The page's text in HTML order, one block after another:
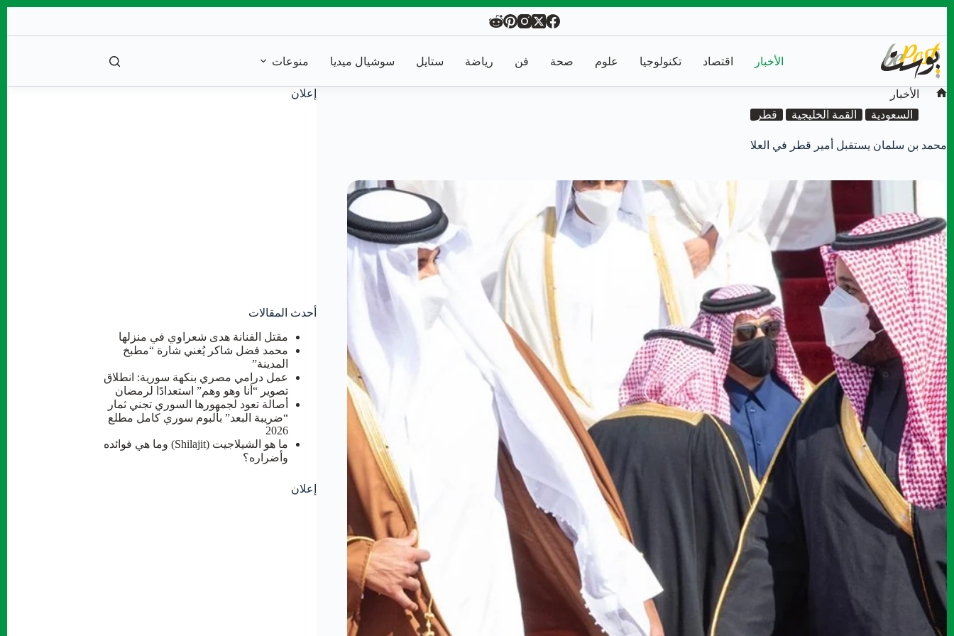
المحتوى
الأخبار
اقتصاد تكنولوجيا علوم صحة فن رياضة ستايل سوشيال ميديا منوعات
الأخبار
السعودية
القمة الخليجية قطر
محمد بن سلمان يستقبل أمير قطر في العلا
إعلان
أحدث المقالات
مقتل الفنانة هدى شعراوي في منزلها
محمد فضل شاكر يُغني شارة “مطبخ
المدينة”
عمل درامي مصري بنكهة سورية: انطلاق
تصوير “أنا وهو وهم” استعدادًا لرمضان
أصالة تعود لجمهورها السوري تجني ثمار
“ضريبة البعد” بألبوم سوري كامل مطلع
2026
ما هو الشيلاجيت (Shilajit) وما هي فوائده
وأضراره؟
إعلان